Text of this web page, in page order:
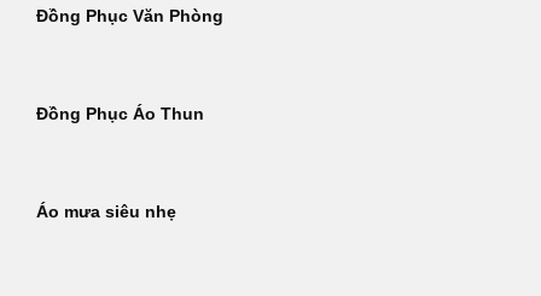
Đồng Phục Văn Phòng
Đồng Phục Áo Thun
Áo mưa siêu nhẹ